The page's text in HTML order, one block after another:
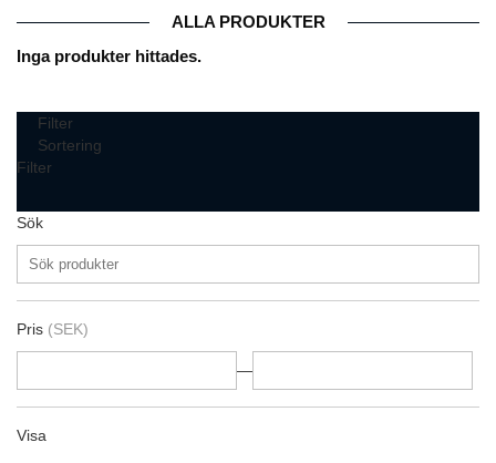
ALLA PRODUKTER
Inga produkter hittades.
Filter
Sortering
Filter
Sök
Pris (SEK)
—
Visa